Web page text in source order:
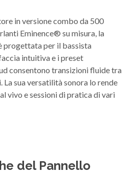
in versione combo da 500
Eminence® su misura, la
progettata per il bassista
intuitiva e i preset
consentono transizioni fluide tra
La sua versatilità sonora lo rende
vivo e sessioni di pratica di vari
del Pannello